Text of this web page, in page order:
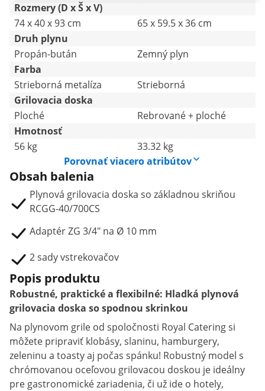
Rozmery (D x Š x V)
74 x 40 x 93 cm
65 x 59.5 x 36 cm
Druh plynu
Propán-bután
Zemný plyn
Farba
Strieborná metalíza
Strieborná
Grilovacia doska
Ploché
Rebrované + ploché
Hmotnosť
56 kg
33.32 kg
Porovnať viacero atribútov
Obsah balenia
Plynová grilovacia doska so základnou skriňou
RCGG-40/700CS
Adaptér ZG 3/4" na Ø 10 mm
2 sady vstrekovačov
Popis produktu
Robustné, praktické a flexibilné: Hladká plynová
grilovacia doska so spodnou skrinkou
Na plynovom grile od spoločnosti Royal Catering si
môžete pripraviť klobásy, slaninu, hamburgery,
zeleninu a toasty aj počas spánku! Robustný model s
chrómovanou oceľovou grilovacou doskou je ideálny
pre gastronomické zariadenia, či už ide o hotely,